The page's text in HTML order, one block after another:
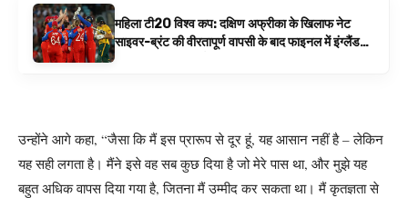
महिला टी20 विश्व कप: दक्षिण अफ्रीका के खिलाफ नेट
साइवर-ब्रंट की वीरतापूर्ण वापसी के बाद फाइनल में इंग्लैंड
उन्होंने आगे कहा, “जैसा कि मैं इस प्रारूप से दूर हूं, यह आसान नहीं है – लेकिन
यह सही लगता है। मैंने इसे वह सब कुछ दिया है जो मेरे पास था, और मुझे यह
बहुत अधिक वापस दिया गया है, जितना मैं उम्मीद कर सकता था। मैं कृतज्ञता से